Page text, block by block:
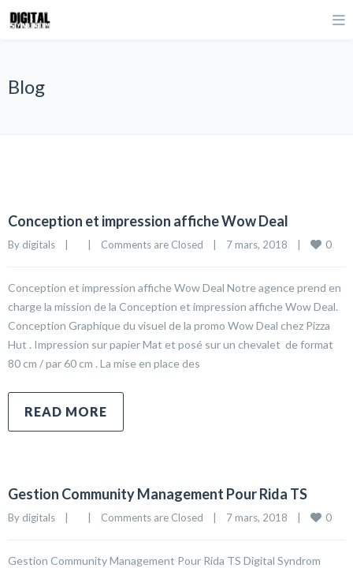
Blog
Conception et impression affiche Wow Deal
By digitals Comments are Closed 7 mars, 2018 0
Conception et impression affiche Wow Deal Notre agence prend en
charge la mission de la Conception et impression affiche Wow Deal.
Conception Graphique du visuel de la promo Wow Deal chez Pizza
Hut . Impression sur papier Mat et posé sur un chevalet de format
80 cm / par 60 cm . La mise en place des
READ MORE
Gestion Community Management Pour Rida TS
By digitals Comments are Closed 7 mars, 2018 0
Gestion Community Management Pour Rida TS Digital Syndrom